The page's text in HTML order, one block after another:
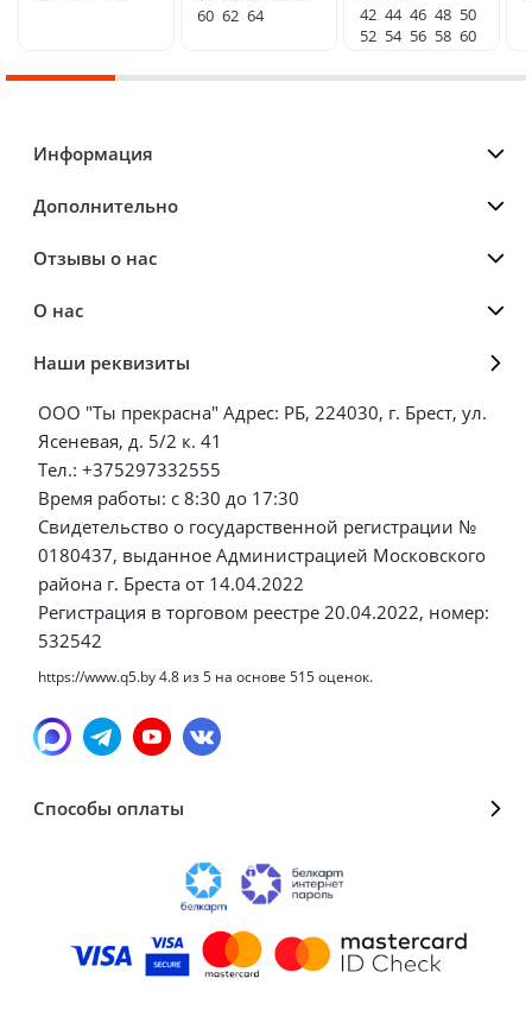
60 62 64
42 44 46 48 50
52 54 56 58 60
Информация
Дополнительно
Отзывы о нас
О нас
Наши реквизиты
ООО "Ты прекрасна" Адрес: РБ, 224030, г. Брест, ул.
Ясеневая, д. 5/2 к. 41
Тел.: +375297332555
Время работы: с 8:30 до 17:30
Свидетельство о государственной регистрации №
0180437, выданное Администрацией Московского
района г. Бреста от 14.04.2022
Регистрация в торговом реестре 20.04.2022, номер:
532542
https://www.q5.by4.8 из5 на основе 515оценок.
Способы оплаты